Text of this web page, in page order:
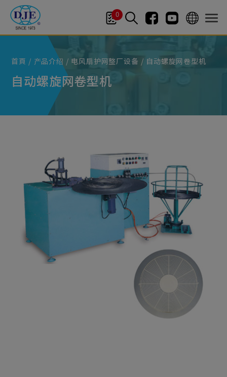
0
首頁 产品介绍 电风扇护网整厂设备 自动螺旋网卷型机
自动螺旋网卷型机
Cookie管理面板